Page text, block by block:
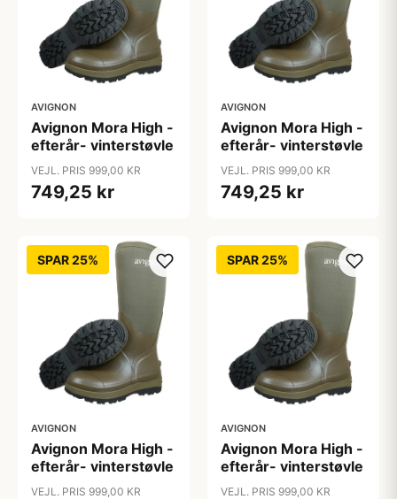
AVIGNON
Avignon Mora High -
efterår- vinterstøvle
VEJL. PRIS 999,00 KR
749,25 kr
AVIGNON
Avignon Mora High -
efterår- vinterstøvle
VEJL. PRIS 999,00 KR
749,25 kr
SPAR 25%
AVIGNON
Avignon Mora High -
efterår- vinterstøvle
VEJL. PRIS 999,00 KR
SPAR 25%
AVIGNON
Avignon Mora High -
efterår- vinterstøvle
VEJL. PRIS 999,00 KR